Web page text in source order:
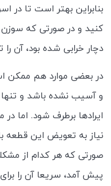
بنابراین بهتر است تا در
کنید و در صورتی که سوزن
دچار خرابی شده بود، آن
در بعضی موارد هم ممکن
و آسیب نشده باشد و
ایرادها برطرف شود. اما
نیاز به تعویض این قطعه
صورتی که هر کدام از
پیش آمد، سریعا آن را